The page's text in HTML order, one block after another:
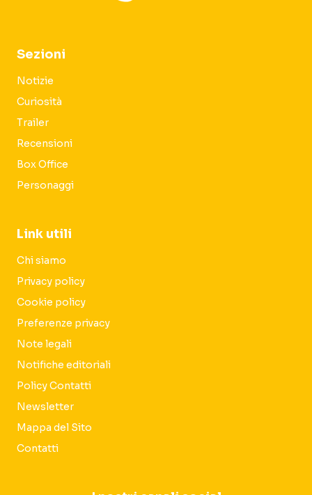
Sezioni
Notizie
Curiosità
Trailer
Recensioni
Box Office
Personaggi
Link utili
Chi siamo
Privacy policy
Cookie policy
Preferenze privacy
Note legali
Notifiche editoriali
Policy Contatti
Newsletter
Mappa del Sito
Contatti